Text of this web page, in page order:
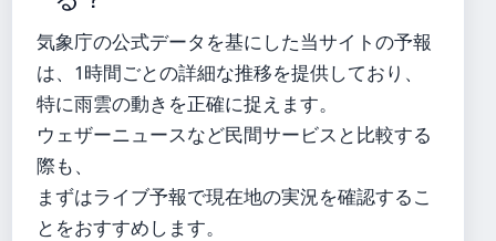
気象庁の公式データを基にした当サイトの予報
は、1時間ごとの詳細な推移を提供しており、
特に雨雲の動きを正確に捉えます。
ウェザーニュースなど民間サービスと比較する
際も、
まずはライブ予報で現在地の実況を確認するこ
とをおすすめします。